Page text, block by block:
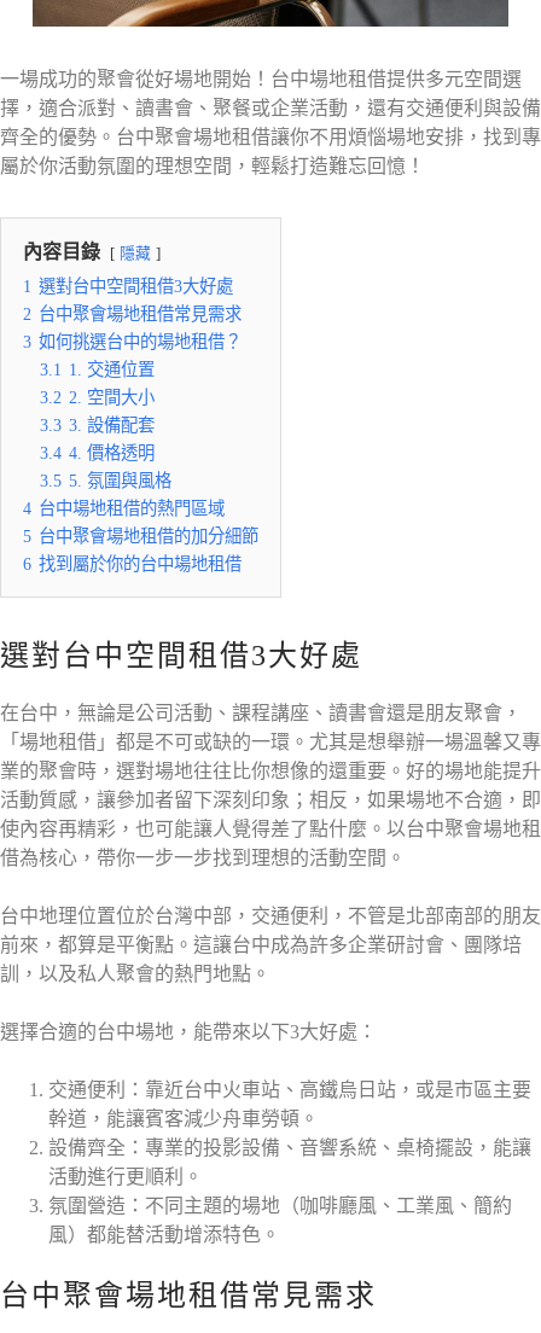
一場成功的聚會從好場地開始！台中場地租借提供多元空間選
擇，適合派對、讀書會、聚餐或企業活動，還有交通便利與設備
齊全的優勢。台中聚會場地租借讓你不用煩惱場地安排，找到專
屬於你活動氛圍的理想空間，輕鬆打造難忘回憶！
內容目錄 隱藏
1 選對台中空間租借3大好處
2 台中聚會場地租借常見需求
3 如何挑選台中的場地租借？
3.1 1. 交通位置
3.2 2. 空間大小
3.3 3. 設備配套
3.4 4. 價格透明
3.5 5. 氛圍與風格
4 台中場地租借的熱門區域
5 台中聚會場地租借的加分細節
6 找到屬於你的台中場地租借
選對台中空間租借3大好處
在台中，無論是公司活動、課程講座、讀書會還是朋友聚會，
「場地租借」都是不可或缺的一環。尤其是想舉辦一場溫馨又專
業的聚會時，選對場地往往比你想像的還重要。好的場地能提升
活動質感，讓參加者留下深刻印象；相反，如果場地不合適，即
使內容再精彩，也可能讓人覺得差了點什麼。以台中聚會場地租
借為核心，帶你一步一步找到理想的活動空間。
台中地理位置位於台灣中部，交通便利，不管是北部南部的朋友
前來，都算是平衡點。這讓台中成為許多企業研討會、團隊培
訓，以及私人聚會的熱門地點。
選擇合適的台中場地，能帶來以下3大好處：
交通便利：靠近台中火車站、高鐵烏日站，或是市區主要
幹道，能讓賓客減少舟車勞頓。
設備齊全：專業的投影設備、音響系統、桌椅擺設，能讓
活動進行更順利。
氛圍營造：不同主題的場地（咖啡廳風、工業風、簡約
風）都能替活動增添特色。
台中聚會場地租借常見需求